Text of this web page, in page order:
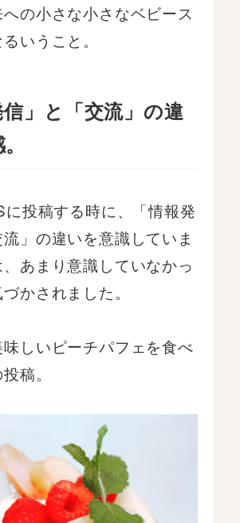
の小さな小さなベビース
いうこと。
信」と「交流」の違
投稿する時に、「情報発
」の違いを意識していま
あまり意識していなかっ
かされました。
しいピーチパフェを食べ
稿。